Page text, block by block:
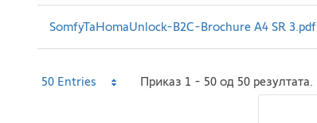
SomfyTaHomaUnlock-B2C-Brochure A4 SR 3.pdf
50 Entries
Per
Приказ 1 - 50 од 50 резултата.